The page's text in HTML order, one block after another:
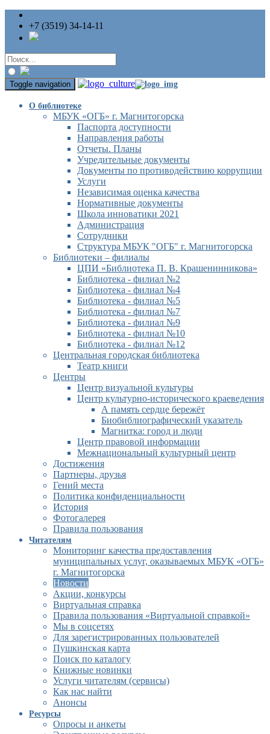
+7 (3519) 34-14-11
Toggle navigation
О библиотеке
МБУК «ОГБ» г. Магнитогорска
Паспорта доступности
Направления работы
Отчеты. Планы
Учредительные документы
Документы по противодействию коррупции
Услуги
Независимая оценка качества
Нормативные документы
Школа инноватики 2021
Администрация
Сотрудники
Структура МБУК "ОГБ" г. Магнитогорска
Библиотеки – филиалы
ЦПИ «Библиотека П. В. Крашенинникова»
Библиотека - филиал №2
Библиотека - филиал №4
Библиотека - филиал №5
Библиотека - филиал №7
Библиотека - филиал №9
Библиотека - филиал №10
Библиотека - филиал №12
Центральная городская библиотека
Театр книги
Центры
Центр визуальной культуры
Центр культурно-исторического краеведения
А память сердце бережёт
Биобиблиографический указатель
Магнитка: город и люди
Центр правовой информации
Межнациональный культурный центр
Достижения
Партнеры, друзья
Гений места
Политика конфиденциальности
История
Фотогалерея
Правила пользования
Читателям
Мониторинг качества предоставления
муниципальных услуг, оказываемых МБУК «ОГБ»
г. Магнитогорска
Новости
Акции, конкурсы
Виртуальная справка
Правила пользования «Виртуальной справкой»
Мы в соцсетях
Для зарегистрированных пользователей
Пушкинская карта
Поиск по каталогу
Книжные новинки
Услуги читателям (сервисы)
Как нас найти
Анонсы
Ресурсы
Опросы и анкеты